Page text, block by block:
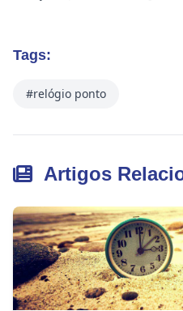
Tags:
#relógio ponto
Artigos